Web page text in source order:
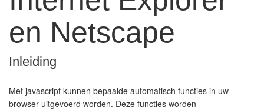
en Netscape
Inleiding
Met javascript kunnen bepaalde automatisch functies in uw
browser uitgevoerd worden. Deze functies worden